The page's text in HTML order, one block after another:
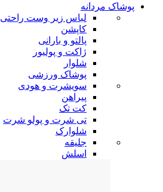
پوشاک مردانه
لباس زیر وست راحتی
کاپشن
پالتو و بارانی
ژاکت و پولیور
شلوار
پوشاک ورزشی
سویشرت و هودی
پیراهن
کت تک
تی شرت و پولو شرت
شلوارک
جلیقه
اسلش